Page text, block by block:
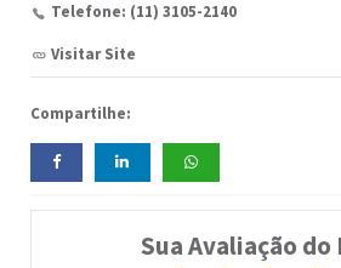
Telefone: (11) 3105-2140
Visitar Site
Compartilhe:
Sua Avaliação do